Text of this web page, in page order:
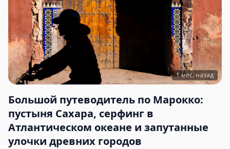
1 мес. назад
Большой путеводитель по Марокко:
пустыня Сахара, серфинг в
Атлантическом океане и запутанные
улочки древних городов